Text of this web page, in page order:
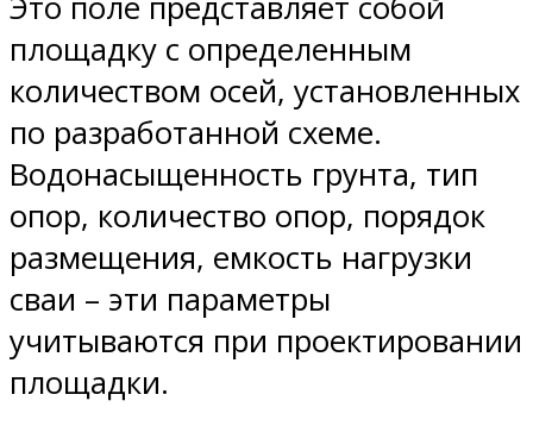
площадку с определенным
количеством осей, установленных
по разработанной схеме.
Водонасыщенность грунта, тип
опор, количество опор, порядок
размещения, емкость нагрузки
сваи – эти параметры
учитываются при проектировании
площадки.